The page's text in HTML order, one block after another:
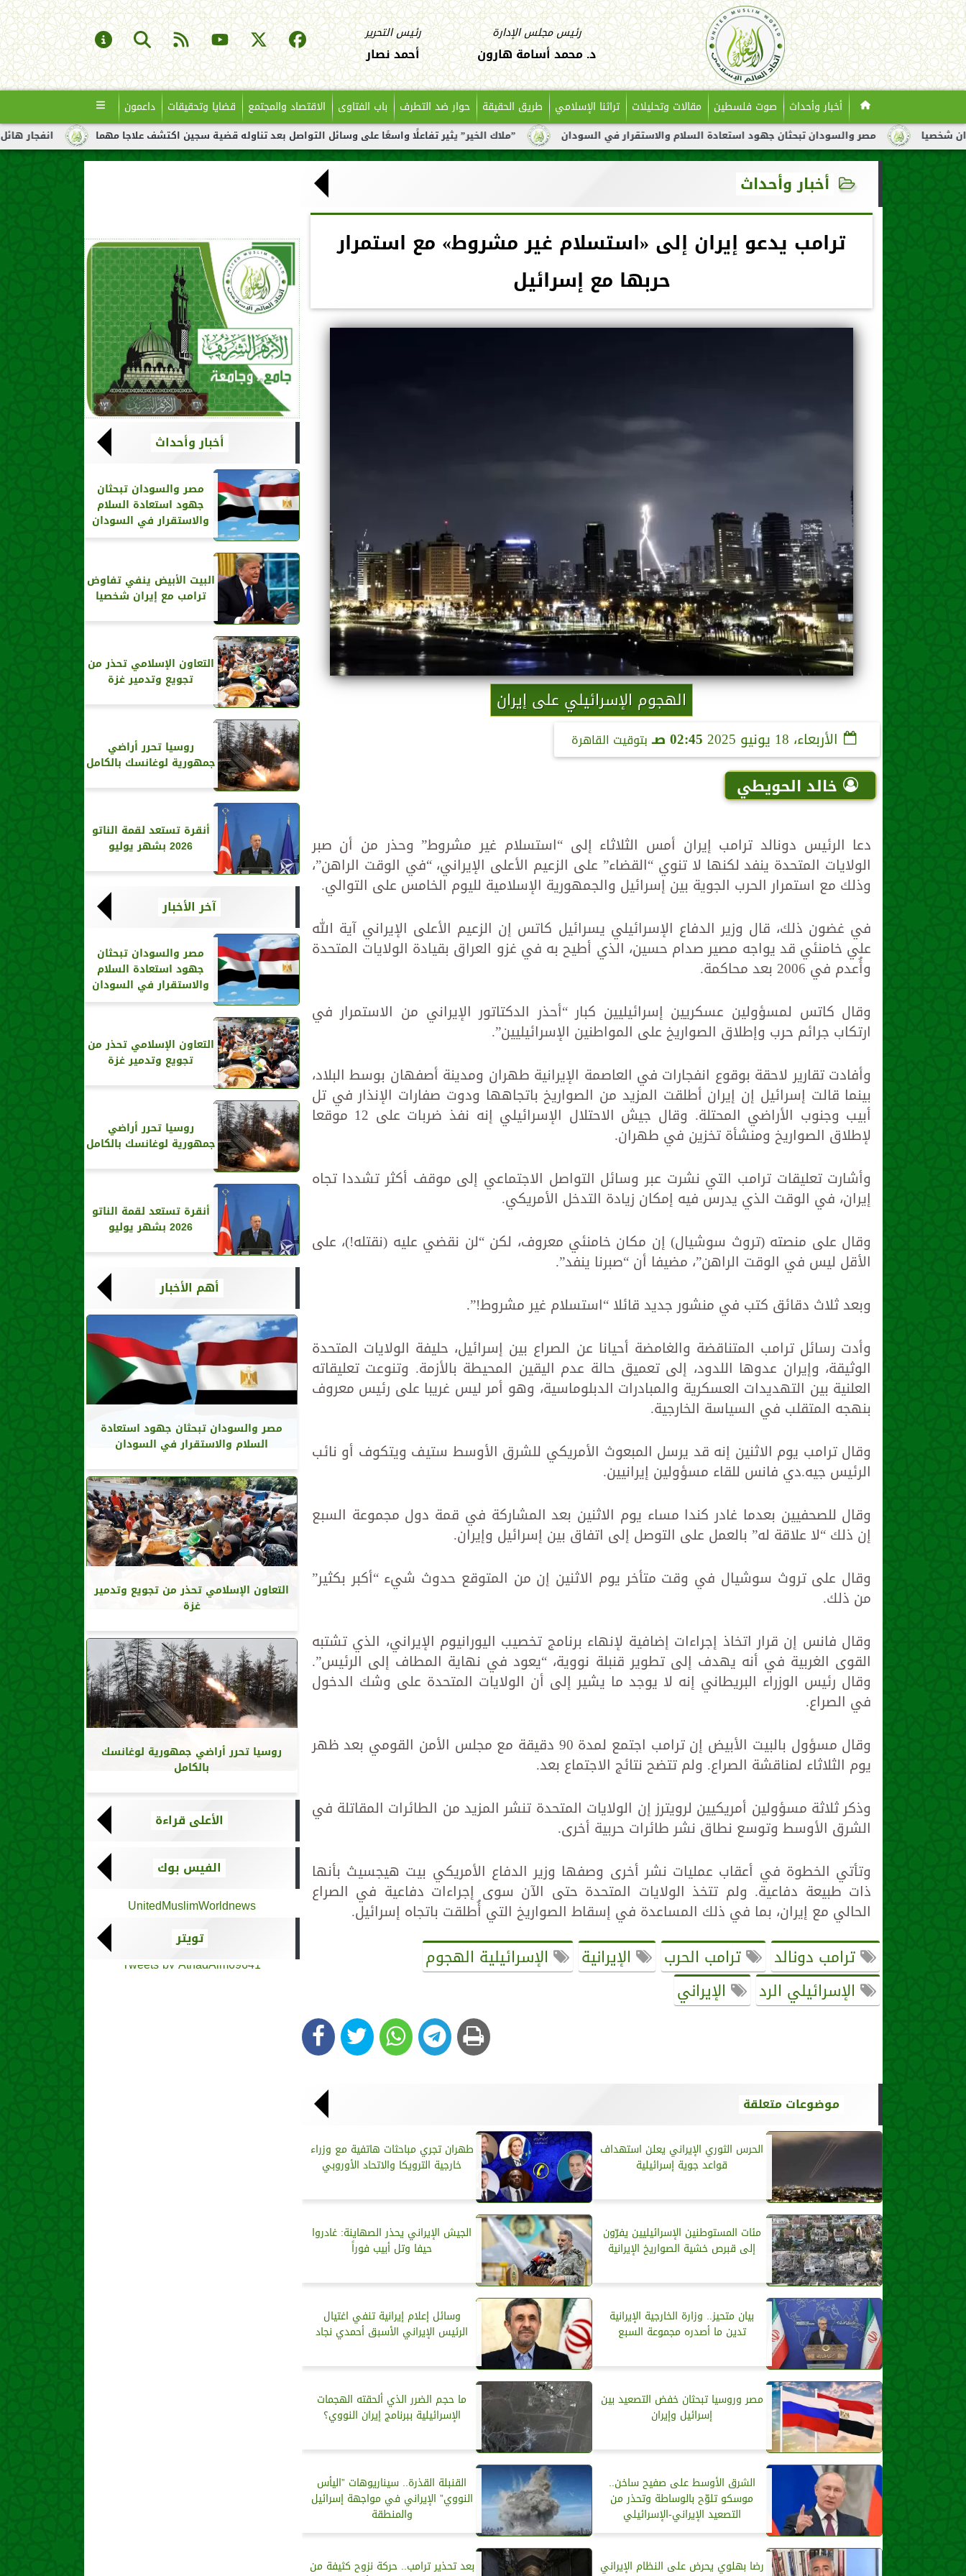
رئيس مجلس الإدارة
د. محمد أسامة هارون
رئيس التحرير
أحمد نصار
أخبار وأحداث صوت فلسطين مقالات وتحليلات تراثنا الإسلامي طريق الحقيقة حوار ضد التطرف باب الفتاوى الاقتصاد والمجتمع قضايا وتحقيقات داعمون
انفجار هائل لناقلة نفط ”ملاك الخير” يثير تفاعلًا واسعًا على وسائل التواصل بعد تناوله قضية سجين اكتشف علاجا مهما مصر والسودان تبحثان جهود استعادة السلام والاستقرار في السودان
أخبار وأحداث
ترامب يدعو إيران إلى «استسلام غير مشروط» مع استمرار
حربها مع إسرائيل
الهجوم الإسرائيلي على إيران
الأربعاء، 18 يونيو 2025 02:45 صـ بتوقيت القاهرة
خالد الحويطي
دعا الرئيس دونالد ترامب إيران أمس الثلاثاء إلى “استسلام غير مشروط” وحذر من أن صبر
الولايات المتحدة ينفد لكنها لا تنوي “القضاء” على الزعيم الأعلى الإيراني، “في الوقت الراهن”،
وذلك مع استمرار الحرب الجوية بين إسرائيل والجمهورية الإسلامية لليوم الخامس على التوالي.
في غضون ذلك، قال وزير الدفاع الإسرائيلي يسرائيل كاتس إن الزعيم الأعلى الإيراني آية الله
علي خامنئي قد يواجه مصير صدام حسين، الذي أطيح به في غزو العراق بقيادة الولايات المتحدة
وأُعدم في 2006 بعد محاكمة.
وقال كاتس لمسؤولين عسكريين إسرائيليين كبار “أحذر الدكتاتور الإيراني من الاستمرار في
ارتكاب جرائم حرب وإطلاق الصواريخ على المواطنين الإسرائيليين”.
وأفادت تقارير لاحقة بوقوع انفجارات في العاصمة الإيرانية طهران ومدينة أصفهان بوسط البلاد،
بينما قالت إسرائيل إن إيران أطلقت المزيد من الصواريخ باتجاهها ودوت صفارات الإنذار في تل
أبيب وجنوب الأراضي المحتلة. وقال جيش الاحتلال الإسرائيلي إنه نفذ ضربات على 12 موقعا
لإطلاق الصواريخ ومنشأة تخزين في طهران.
وأشارت تعليقات ترامب التي نشرت عبر وسائل التواصل الاجتماعي إلى موقف أكثر تشددا تجاه
إيران، في الوقت الذي يدرس فيه إمكان زيادة التدخل الأمريكي.
وقال على منصته (تروث سوشيال) إن مكان خامنئي معروف، لكن “لن نقضي عليه (نقتله!)، على
الأقل ليس في الوقت الراهن”، مضيفا أن “صبرنا ينفد”.
وبعد ثلاث دقائق كتب في منشور جديد قائلا “استسلام غير مشروط!”.
وأدت رسائل ترامب المتناقضة والغامضة أحيانا عن الصراع بين إسرائيل، حليفة الولايات المتحدة
الوثيقة، وإيران عدوها اللدود، إلى تعميق حالة عدم اليقين المحيطة بالأزمة. وتنوعت تعليقاته
العلنية بين التهديدات العسكرية والمبادرات الدبلوماسية، وهو أمر ليس غريبا على رئيس معروف
بنهجه المتقلب في السياسة الخارجية.
وقال ترامب يوم الاثنين إنه قد يرسل المبعوث الأمريكي للشرق الأوسط ستيف ويتكوف أو نائب
الرئيس جيه.دي فانس للقاء مسؤولين إيرانيين.
وقال للصحفيين بعدما غادر كندا مساء يوم الاثنين بعد المشاركة في قمة دول مجموعة السبع
إن ذلك “لا علاقة له” بالعمل على التوصل إلى اتفاق بين إسرائيل وإيران.
وقال على تروث سوشيال في وقت متأخر يوم الاثنين إن من المتوقع حدوث شيء “أكبر بكثير”
من ذلك.
وقال فانس إن قرار اتخاذ إجراءات إضافية لإنهاء برنامج تخصيب اليورانيوم الإيراني، الذي تشتبه
القوى الغربية في أنه يهدف إلى تطوير قنبلة نووية، “يعود في نهاية المطاف إلى الرئيس”.
وقال رئيس الوزراء البريطاني إنه لا يوجد ما يشير إلى أن الولايات المتحدة على وشك الدخول
في الصراع.
وقال مسؤول بالبيت الأبيض إن ترامب اجتمع لمدة 90 دقيقة مع مجلس الأمن القومي بعد ظهر
يوم الثلاثاء لمناقشة الصراع. ولم تتضح نتائج الاجتماع بعد.
وذكر ثلاثة مسؤولين أمريكيين لرويترز إن الولايات المتحدة تنشر المزيد من الطائرات المقاتلة في
الشرق الأوسط وتوسع نطاق نشر طائرات حربية أخرى.
وتأتي الخطوة في أعقاب عمليات نشر أخرى وصفها وزير الدفاع الأمريكي بيت هيجسيث بأنها
ذات طبيعة دفاعية. ولم تتخذ الولايات المتحدة حتى الآن سوى إجراءات دفاعية في الصراع
الحالي مع إيران، بما في ذلك المساعدة في إسقاط الصواريخ التي أُطلقت باتجاه إسرائيل.
ترامب دونالد ترامب الحرب الإيرانية
الإسرائيلية الهجوم
الإسرائيلي الرد
الإيراني
موضوعات متعلقة
الحرس الثوري الإيراني يعلن استهداف
قواعد جوية إسرائيلية
طهران تجري مباحثات هاتفية مع وزراء
خارجية الترويكا والاتحاد الأوروبي
مئات المستوطنين الإسرائيليين يفرّون
إلى قبرص خشية الصواريخ الإيرانية
الجيش الإيراني یحذر الصهاینة: غادروا
حیفا وتل أبیب فوراً
بيان متحیز.. وزارة الخارجیة الإیرانیة
تدین ما أصدره مجموعة السبع
وسائل إعلام إيرانية تنفي اغتيال
الرئيس الإيراني الأسبق أحمدي نجاد
مصر وروسيا تبحثان خفض التصعيد بين
إسرائيل وإيران
ما حجم الضرر الذي ألحقته الهجمات
الإسرائيلية ببرنامج إيران النووي؟
الشرق الأوسط على صفيح ساخن..
موسكو تلوّح بالوساطة وتحذر من
التصعيد الإيراني-الإسرائيلي
القنبلة القذرة.. سيناريوهات ”اليأس
النووي” الإيراني في مواجهة إسرائيل
والمنطقة
رضا بهلوي يحرض على النظام الإيراني
بعد تحذير ترامب.. حركة نزوح كثيفة من
أخبار وأحداث
مصر والسودان تبحثان
جهود استعادة السلام
والاستقرار في السودان
البيت الأبيض ينفي تفاوض
ترامب مع إيران شخصيا
التعاون الإسلامي تحذر من
تجويع وتدمير غزة
روسيا تحرر أراضي
جمهورية لوغانسك بالكامل
أنقرة تستعد لقمة الناتو
2026 بشهر يوليو
آخر الأخبار
مصر والسودان تبحثان
جهود استعادة السلام
والاستقرار في السودان
التعاون الإسلامي تحذر من
تجويع وتدمير غزة
روسيا تحرر أراضي
جمهورية لوغانسك بالكامل
أنقرة تستعد لقمة الناتو
2026 بشهر يوليو
أهم الأخبار
مصر والسودان تبحثان جهود استعادة
السلام والاستقرار في السودان
التعاون الإسلامي تحذر من تجويع وتدمير
غزة
روسيا تحرر أراضي جمهورية لوغانسك
بالكامل
الأعلى قراءة
الفيس بوك
UnitedMuslimWorldnews
تويتر
Tweets by AthadAlm69641